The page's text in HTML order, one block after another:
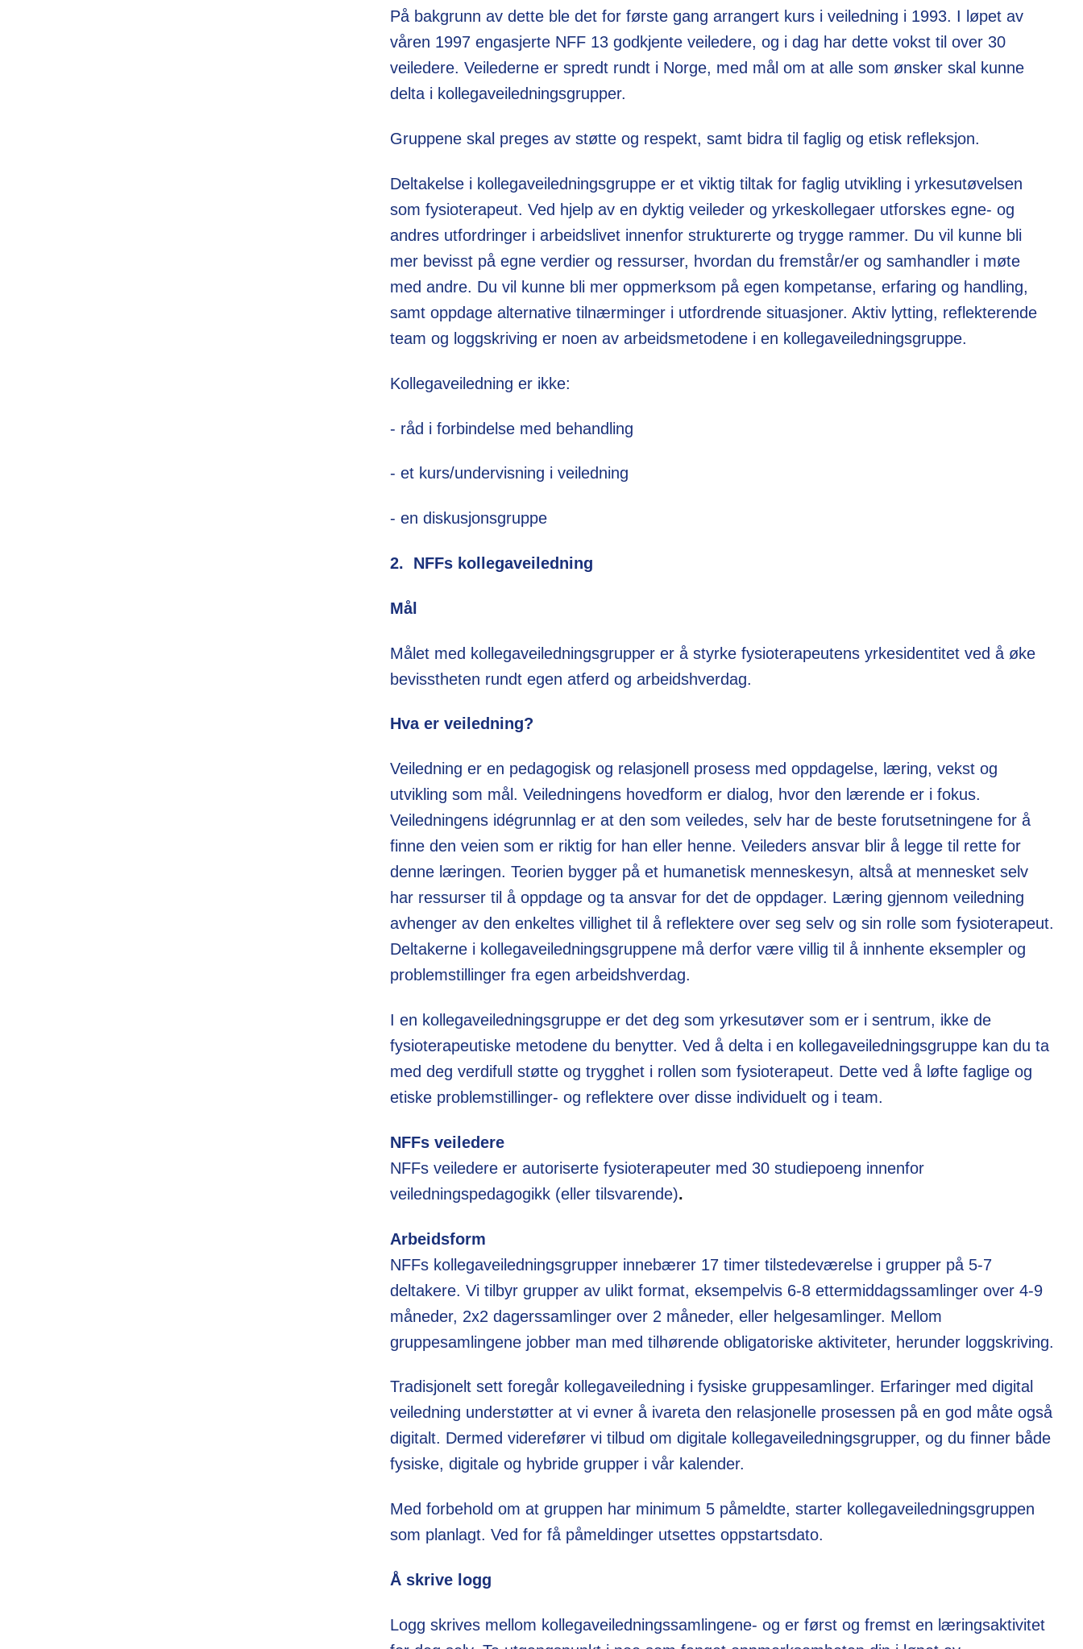
På bakgrunn av dette ble det for første gang arrangert kurs i veiledning i 1993. I løpet av
våren 1997 engasjerte NFF 13 godkjente veiledere, og i dag har dette vokst til over 30
veiledere. Veilederne er spredt rundt i Norge, med mål om at alle som ønsker skal kunne
delta i kollegaveiledningsgrupper.
Gruppene skal preges av støtte og respekt, samt bidra til faglig og etisk refleksjon.
Deltakelse i kollegaveiledningsgruppe er et viktig tiltak for faglig utvikling i yrkesutøvelsen
som fysioterapeut. Ved hjelp av en dyktig veileder og yrkeskollegaer utforskes egne- og
andres utfordringer i arbeidslivet innenfor strukturerte og trygge rammer. Du vil kunne bli
mer bevisst på egne verdier og ressurser, hvordan du fremstår/er og samhandler i møte
med andre. Du vil kunne bli mer oppmerksom på egen kompetanse, erfaring og handling,
samt oppdage alternative tilnærminger i utfordrende situasjoner. Aktiv lytting, reflekterende
team og loggskriving er noen av arbeidsmetodene i en kollegaveiledningsgruppe.
Kollegaveiledning er ikke:
- råd i forbindelse med behandling
- et kurs/undervisning i veiledning
- en diskusjonsgruppe
2. NFFs kollegaveiledning
Mål
Målet med kollegaveiledningsgrupper er å styrke fysioterapeutens yrkesidentitet ved å øke
bevisstheten rundt egen atferd og arbeidshverdag.
Hva er veiledning?
Veiledning er en pedagogisk og relasjonell prosess med oppdagelse, læring, vekst og
utvikling som mål. Veiledningens hovedform er dialog, hvor den lærende er i fokus.
Veiledningens idégrunnlag er at den som veiledes, selv har de beste forutsetningene for å
finne den veien som er riktig for han eller henne. Veileders ansvar blir å legge til rette for
denne læringen. Teorien bygger på et humanetisk menneskesyn, altså at mennesket selv
har ressurser til å oppdage og ta ansvar for det de oppdager. Læring gjennom veiledning
avhenger av den enkeltes villighet til å reflektere over seg selv og sin rolle som fysioterapeut.
Deltakerne i kollegaveiledningsgruppene må derfor være villig til å innhente eksempler og
problemstillinger fra egen arbeidshverdag.
I en kollegaveiledningsgruppe er det deg som yrkesutøver som er i sentrum, ikke de
fysioterapeutiske metodene du benytter. Ved å delta i en kollegaveiledningsgruppe kan du ta
med deg verdifull støtte og trygghet i rollen som fysioterapeut. Dette ved å løfte faglige og
etiske problemstillinger- og reflektere over disse individuelt og i team.
NFFs veiledere
NFFs veiledere er autoriserte fysioterapeuter med 30 studiepoeng innenfor
veiledningspedagogikk (eller tilsvarende).
Arbeidsform
NFFs kollegaveiledningsgrupper innebærer 17 timer tilstedeværelse i grupper på 5-7
deltakere. Vi tilbyr grupper av ulikt format, eksempelvis 6-8 ettermiddagssamlinger over 4-9
måneder, 2x2 dagerssamlinger over 2 måneder, eller helgesamlinger. Mellom
gruppesamlingene jobber man med tilhørende obligatoriske aktiviteter, herunder loggskriving.
Tradisjonelt sett foregår kollegaveiledning i fysiske gruppesamlinger. Erfaringer med digital
veiledning understøtter at vi evner å ivareta den relasjonelle prosessen på en god måte også
digitalt. Dermed viderefører vi tilbud om digitale kollegaveiledningsgrupper, og du finner både
fysiske, digitale og hybride grupper i vår kalender.
Med forbehold om at gruppen har minimum 5 påmeldte, starter kollegaveiledningsgruppen
som planlagt. Ved for få påmeldinger utsettes oppstartsdato.
Å skrive logg
Logg skrives mellom kollegaveiledningssamlingene- og er først og fremst en læringsaktivitet